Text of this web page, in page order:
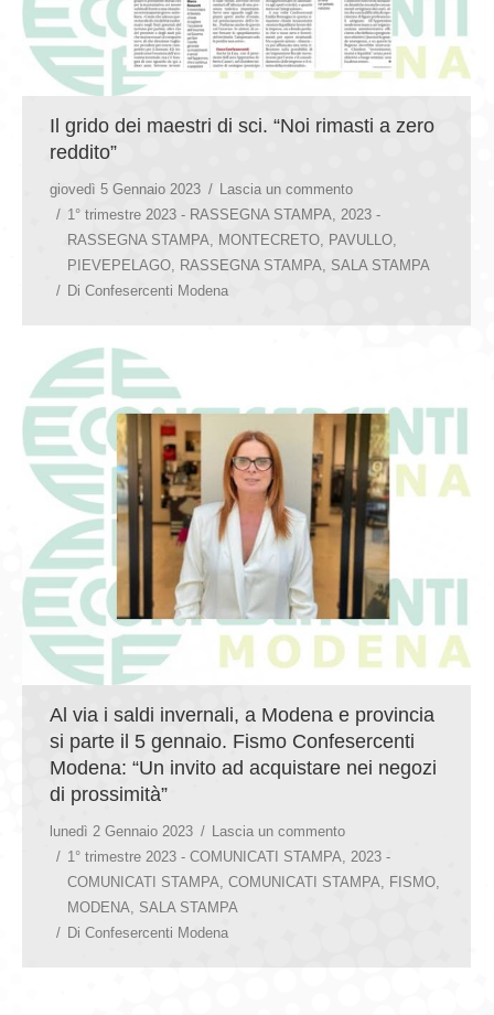
Il grido dei maestri di sci. “Noi rimasti a zero
reddito”
giovedì 5 Gennaio 2023
Lascia un commento
1° trimestre 2023 - RASSEGNA STAMPA, 2023 -
RASSEGNA STAMPA, MONTECRETO, PAVULLO,
PIEVEPELAGO, RASSEGNA STAMPA, SALA STAMPA
Di Confesercenti Modena
Al via i saldi invernali, a Modena e provincia
si parte il 5 gennaio. Fismo Confesercenti
Modena: “Un invito ad acquistare nei negozi
di prossimità”
lunedì 2 Gennaio 2023
Lascia un commento
1° trimestre 2023 - COMUNICATI STAMPA
2023 -
COMUNICATI STAMPA COMUNICATI STAMPA FISMO
MODENA
SALA STAMPA
Di Confesercenti Modena